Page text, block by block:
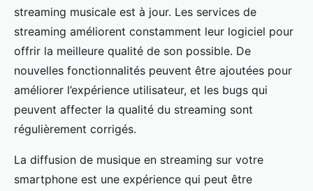
streaming musicale est à jour. Les services de
streaming améliorent constamment leur logiciel pour
offrir la meilleure qualité de son possible. De
nouvelles fonctionnalités peuvent être ajoutées pour
améliorer l’expérience utilisateur, et les bugs qui
peuvent affecter la qualité du streaming sont
régulièrement corrigés.
La diffusion de musique en streaming sur votre
smartphone est une expérience qui peut être